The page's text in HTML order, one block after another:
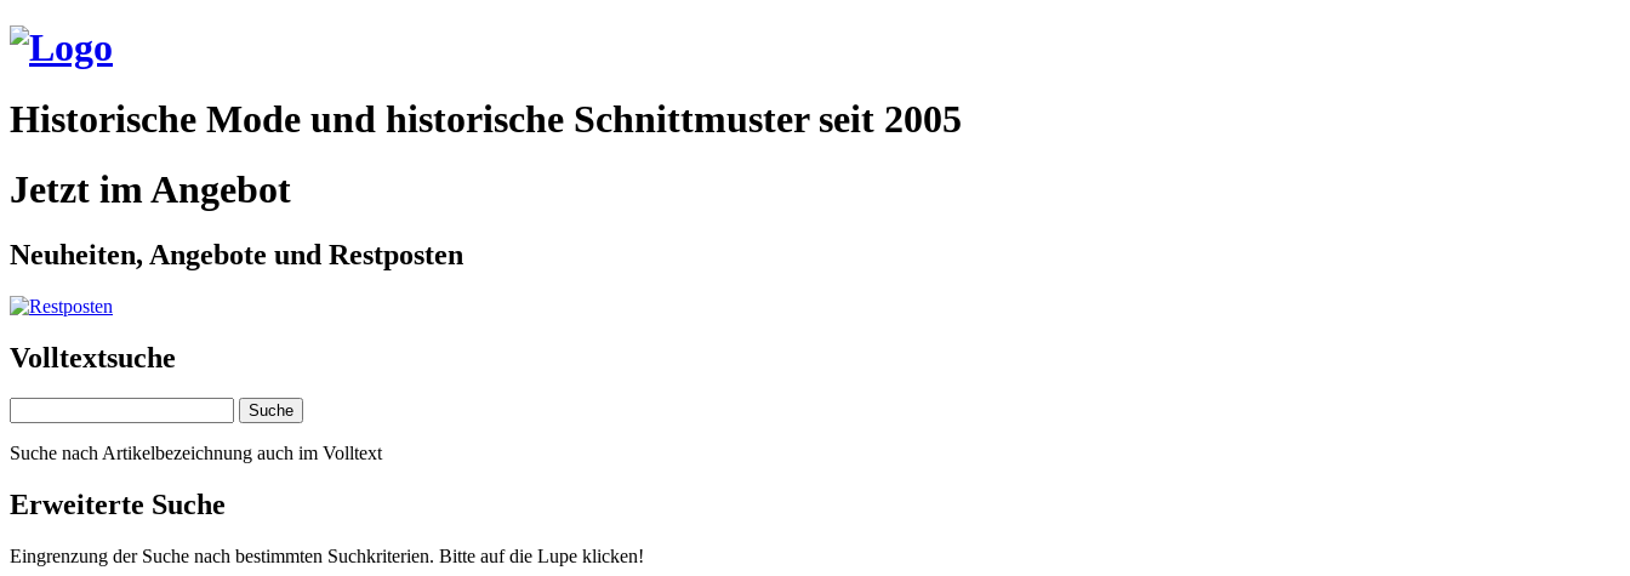
Historische Mode und historische Schnittmuster seit 2005
Jetzt im Angebot
Neuheiten, Angebote und Restposten
Volltextsuche
Suche nach Artikelbezeichnung auch im Volltext
Erweiterte Suche
Eingrenzung der Suche nach bestimmten Suchkriterien. Bitte auf die Lupe klicken!